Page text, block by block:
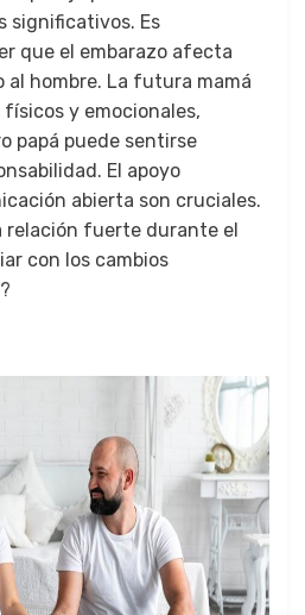
significativos. Es
que el embarazo afecta
al hombre. La futura mamá
y emocionales,
papá puede sentirse
El apoyo
abierta son cruciales.
relación fuerte durante el
con los cambios